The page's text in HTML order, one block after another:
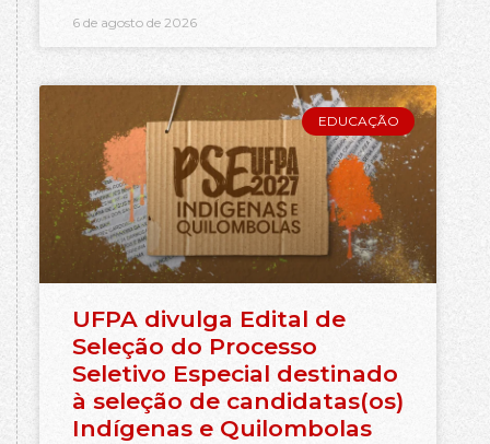
6 de agosto de 2026
EDUCAÇÃO
UFPA divulga Edital de
Seleção do Processo
Seletivo Especial destinado
à seleção de candidatas(os)
Indígenas e Quilombolas